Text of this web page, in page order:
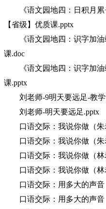
《语文园地四：日积月累+
【省级】优质课.pptx
《语文园地四：识字加油
课.doc
《语文园地四：识字加油
课.pptx
刘老师-9明天要远足-教学
刘老师-明天要远足.pptx
口语交际：我说你做（朱
口语交际：我说你做（朱
口语交际：我说你做（林
口语交际：我说你做（林
口语交际：用多大的声音
口语交际：用多大的声音